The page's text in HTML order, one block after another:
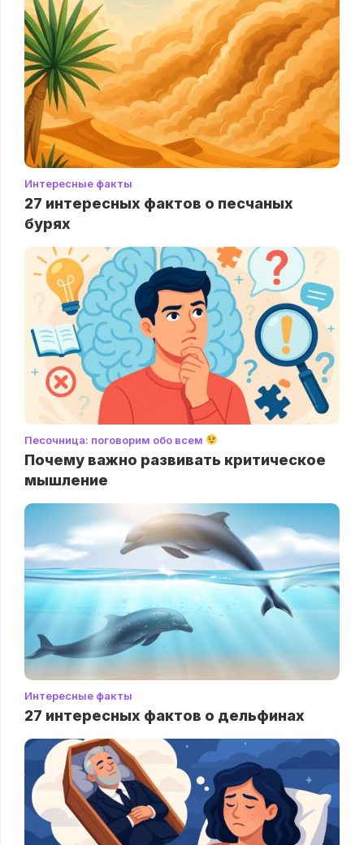
Интересные факты
27 интересных фактов о песчаных
бурях
Песочница: поговорим обо всем
Почему важно развивать критическое
мышление
Интересные факты
27 интересных фактов о дельфинах